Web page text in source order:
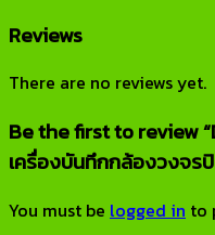
Reviews
There are no reviews yet.
Be the first to review
เครื่องบันทึกกล้องวงจรปิ
You must be logged in to